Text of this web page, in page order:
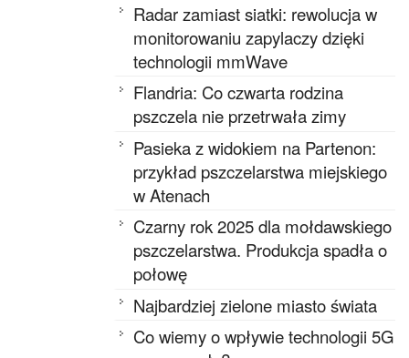
Radar zamiast siatki: rewolucja w
monitorowaniu zapylaczy dzięki
technologii mmWave
Flandria: Co czwarta rodzina
pszczela nie przetrwała zimy
Pasieka z widokiem na Partenon:
przykład pszczelarstwa miejskiego
w Atenach
Czarny rok 2025 dla mołdawskiego
pszczelarstwa. Produkcja spadła o
połowę
Najbardziej zielone miasto świata
Co wiemy o wpływie technologii 5G